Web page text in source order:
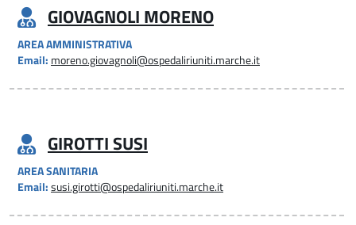
GIOVAGNOLI MORENO
AREA AMMINISTRATIVA
Email: moreno.giovagnoli@ospedaliriuniti.marche.it
GIROTTI SUSI
AREA SANITARIA
Email: susi.girotti@ospedaliriuniti.marche.it